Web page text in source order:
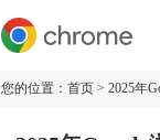
您的位置： 首页 > 2025年